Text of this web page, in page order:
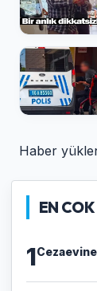
Haber
EN
1